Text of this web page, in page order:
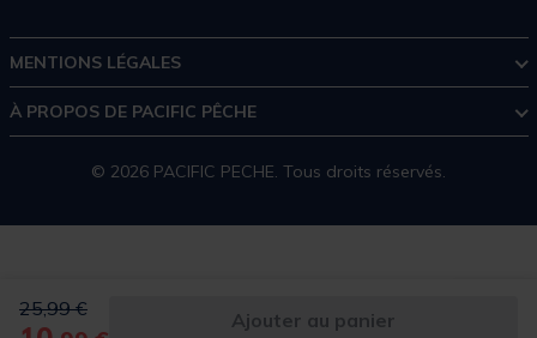
Price reduced from
25,99 €to
Ajouter au panier
MENTIONS LÉGALES
À PROPOS DE PACIFIC PÊCHE
© 2026 PACIFIC PECHE. Tous droits réservés.